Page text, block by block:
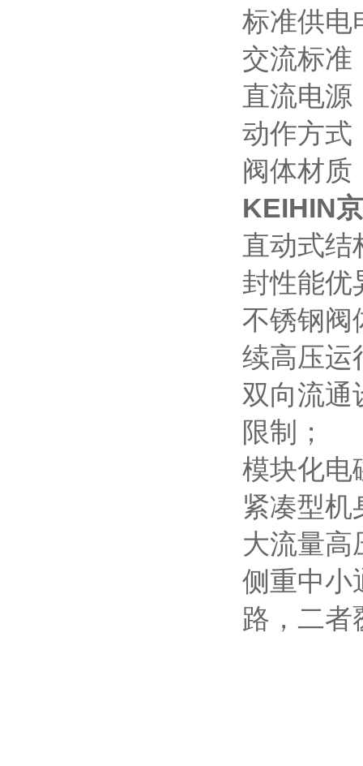
标准供电
交流标准
直流电源
动作方式
阀体材质
KEIHIN
直动式结
封性能优
不锈钢阀
续高压运
双向流通
限制；
模块化电
紧凑型机
大流量高
侧重中小
路，二者